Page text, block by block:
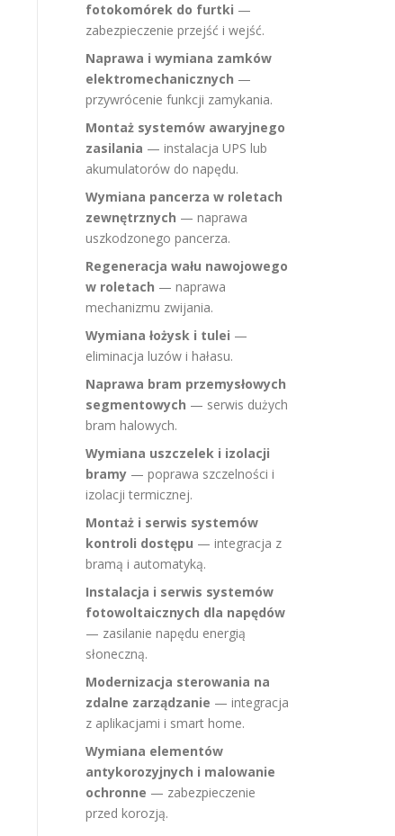
fotokomórek do furtki —
zabezpieczenie przejść i wejść.
Naprawa i wymiana zamków
elektromechanicznych —
przywrócenie funkcji zamykania.
Montaż systemów awaryjnego
zasilania — instalacja UPS lub
akumulatorów do napędu.
Wymiana pancerza w roletach
zewnętrznych — naprawa
uszkodzonego pancerza.
Regeneracja wału nawojowego
w roletach — naprawa
mechanizmu zwijania.
Wymiana łożysk i tulei —
eliminacja luzów i hałasu.
Naprawa bram przemysłowych
segmentowych — serwis dużych
bram halowych.
Wymiana uszczelek i izolacji
bramy — poprawa szczelności i
izolacji termicznej.
Montaż i serwis systemów
kontroli dostępu — integracja z
bramą i automatyką.
Instalacja i serwis systemów
fotowoltaicznych dla napędów
— zasilanie napędu energią
słoneczną.
Modernizacja sterowania na
zdalne zarządzanie — integracja
z aplikacjami i smart home.
Wymiana elementów
antykorozyjnych i malowanie
ochronne — zabezpieczenie
przed korozją.